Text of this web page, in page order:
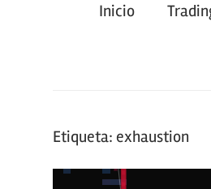
Inicio
Etiqueta: exhaustion